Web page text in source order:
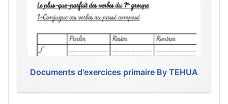
Documents d'exercices primaire By TEHUA